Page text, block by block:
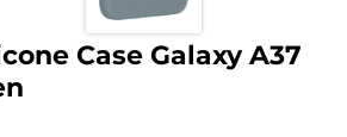
Case Galaxy A37